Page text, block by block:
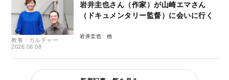
教養・カルチャー
2026.08.08
岩井圭也さん（作家）が山崎エマさん
（ドキュメンタリー監督）に会いに行く
岩井圭也